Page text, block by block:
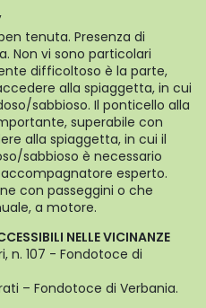
tenuta. Presenza di
Non vi sono particolari
difficoltoso è la parte,
alla spiaggetta, in cui
sabbioso. Il ponticello alla
superabile con
alla spiaggetta, in cui il
sabbioso è necessario
esperto.
con passeggini o che
a motore.
NELLE VICINANZE
n. 107 - Fondotoce di
– Fondotoce di Verbania.